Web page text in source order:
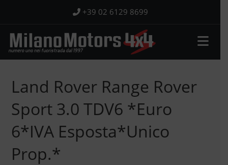
contenuto
+39 02 6129 8699
Land Rover Range Rover
Sport 3.0 TDV6 *Euro
6*IVA Esposta*Unico
Prop.*